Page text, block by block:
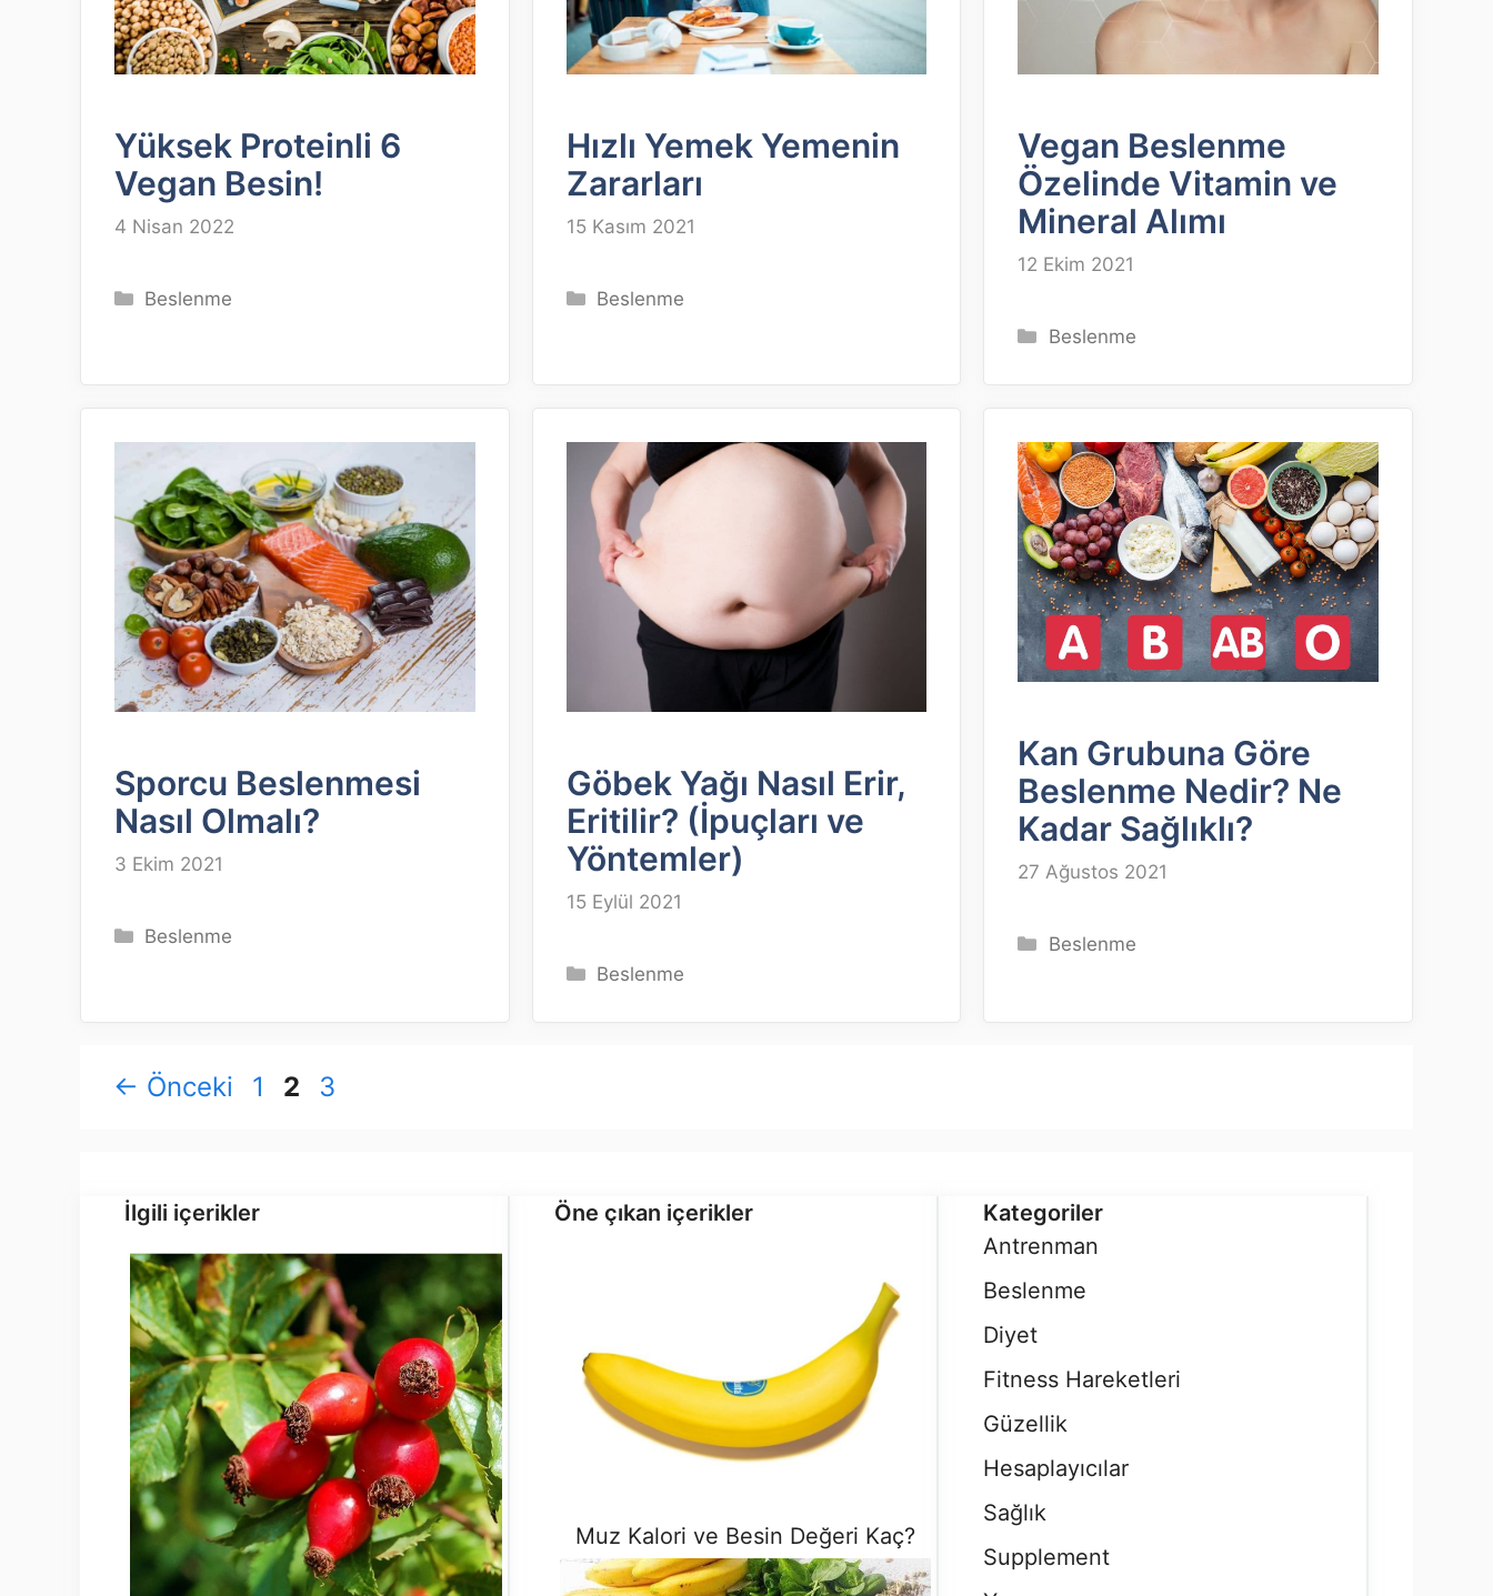
Yüksek Proteinli 6
Vegan Besin!
4 Nisan 2022
Kategoriler
Beslenme
Hızlı Yemek Yemenin
Zararları
15 Kasım 2021
Kategoriler
Beslenme
Vegan Beslenme
Özelinde Vitamin ve
Mineral Alımı
12 Ekim 2021
Kategoriler
Beslenme
Sporcu Beslenmesi
Nasıl Olmalı?
3 Ekim 2021
Kategoriler
Beslenme
Göbek Yağı Nasıl Erir,
Eritilir? (İpuçları ve
Yöntemler)
15 Eylül 2021
Kategoriler
Beslenme
Kan Grubuna Göre
Beslenme Nedir? Ne
Kadar Sağlıklı?
27 Ağustos 2021
Kategoriler
Beslenme
← Önceki Sayfa
1 Sayfa
2 Sayfa
3
İlgili içerikler Öne çıkan içerikler
Muz Kalori ve Besin Değeri Kaç?
Kategoriler
Antrenman
Beslenme
Diyet
Fitness Hareketleri
Güzellik
Hesaplayıcılar
Sağlık
Supplement